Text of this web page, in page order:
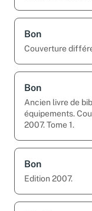
Bon
Couverture
Bon
Ancien livre de
équipements.
2007. Tome 1.
Bon
Edition 2007.